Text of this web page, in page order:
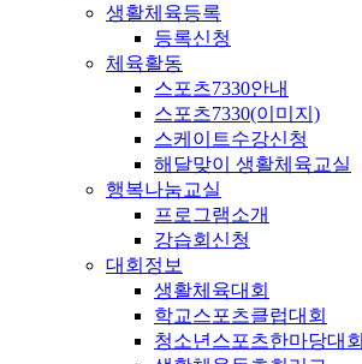
생활체육등록
등록신청
체육활동
스포츠7330안내
스포츠7330(이미지)
스케이트수강신청
해달맞이 생활체육교실
행복나눔교실
프로그램소개
강습회신청
대회정보
생활체육대회
학교스포츠클럽대회
청소년스포츠한마당대회